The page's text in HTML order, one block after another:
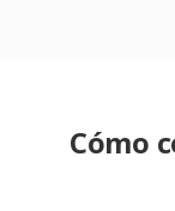
Cómo